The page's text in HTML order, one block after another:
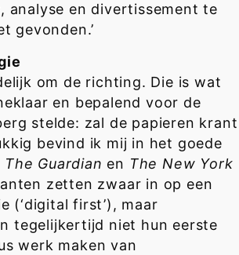
analyse en divertissement te
gevonden.’
om de richting. Die is wat
en bepalend voor de
stelde: zal de papieren krant
bevind ik mij in het goede
The Guardian en The New York
zetten zwaar in op een
(‘digital first’), maar
tegelijkertijd niet hun eerste
werk maken van